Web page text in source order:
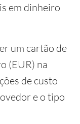
em dinheiro
um cartão de
(EUR) na
de custo
e o tipo